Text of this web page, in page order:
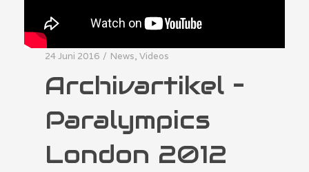
24 Juni 2016 / News, Videos
Archivartikel –
Paralympics
London 2012